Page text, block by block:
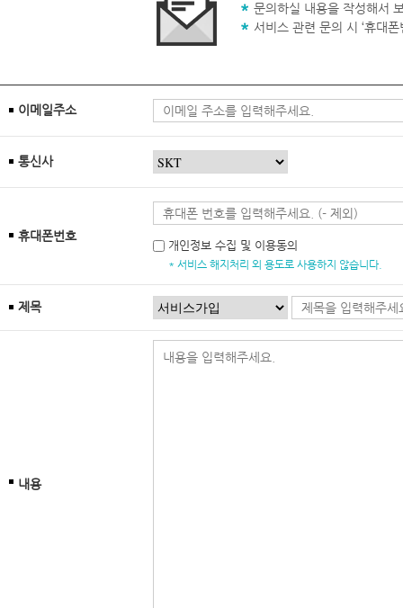
문의하실 내용을 작성해서
서비스 관련 문의 시 ‘휴대
이메일주소
통신사
휴대폰번호
개인정보 수집 및 이용동의
* 서비스 해지처리 외 용도로 사용하지 않습니다.
제목
내용